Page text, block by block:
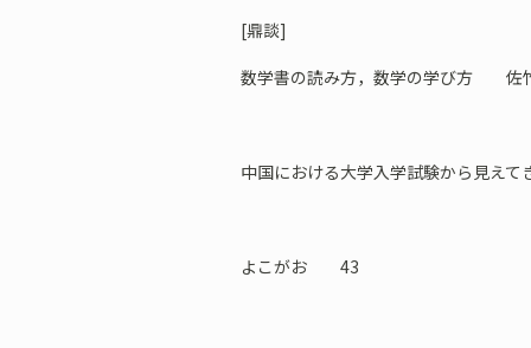
[鼎談]
数学書の読み方，数学の学び方 佐
中国における大学入学試験から見
よこがお 43